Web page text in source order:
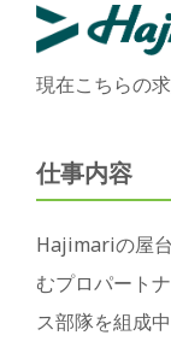
現在こちらの
仕事内容
Hajimariの屋
むプロパート
ス部隊を組成中